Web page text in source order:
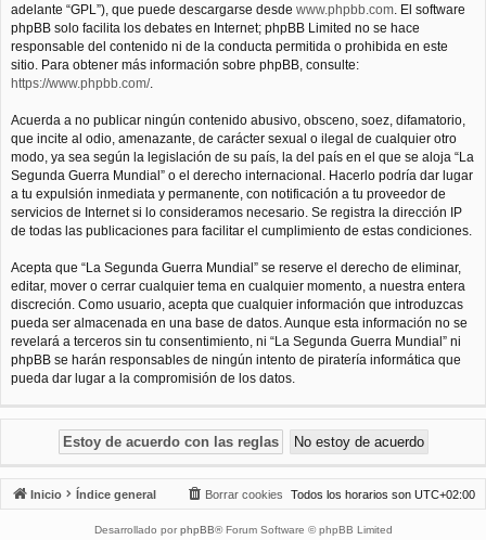
adelante “GPL”), que puede descargarse desde www.phpbb.com. El software
phpBB solo facilita los debates en Internet; phpBB Limited no se hace
responsable del contenido ni de la conducta permitida o prohibida en este
sitio. Para obtener más información sobre phpBB, consulte:
https://www.phpbb.com/.
Acuerda a no publicar ningún contenido abusivo, obsceno, soez, difamatorio,
que incite al odio, amenazante, de carácter sexual o ilegal de cualquier otro
modo, ya sea según la legislación de su país, la del país en el que se aloja “La
Segunda Guerra Mundial” o el derecho internacional. Hacerlo podría dar lugar
a tu expulsión inmediata y permanente, con notificación a tu proveedor de
servicios de Internet si lo consideramos necesario. Se registra la dirección IP
de todas las publicaciones para facilitar el cumplimiento de estas condiciones.
Acepta que “La Segunda Guerra Mundial” se reserve el derecho de eliminar,
editar, mover o cerrar cualquier tema en cualquier momento, a nuestra entera
discreción. Como usuario, acepta que cualquier información que introduzcas
pueda ser almacenada en una base de datos. Aunque esta información no se
revelará a terceros sin tu consentimiento, ni “La Segunda Guerra Mundial” ni
phpBB se harán responsables de ningún intento de piratería informática que
pueda dar lugar a la compromisión de los datos.
Inicio Índice general Todos los horarios son UTC+02:00
Borrar cookies
Desarrollado por phpBB® Forum Software © phpBB Limited